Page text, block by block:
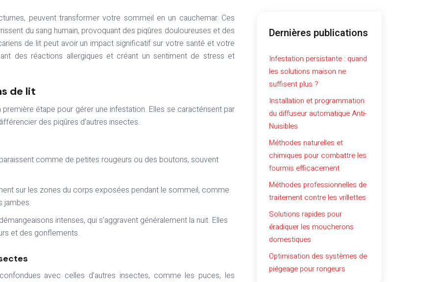
du sang humain, provoquant des piqûres douloureuses et des
de lit peut avoir un impact significatif sur votre santé et votre
des réactions allergiques et créant un sentiment de stress et
de lit
étape pour gérer une infestation. Elles se caractérisent par
des piqûres d’autres insectes.
comme de petites rougeurs ou des boutons, souvent
sur les zones du corps exposées pendant le sommeil, comme
jambes.
intenses, qui s’aggravent généralement la nuit. Elles
et des gonflements.
avec celles d’autres insectes, comme les puces, les
Dernières publications
Infestation persistante : quand
les solutions maison ne
suffisent plus ?
Installation et programmation
du diffuseur automatique Anti-
Nuisibles
Méthodes naturelles et
chimiques pour combattre les
fourmis efficacement
Méthodes professionnelles de
traitement contre les vrillettes
Solutions rapides pour
éradiquer les moucherons
domestiques
Optimisation des systèmes de
piégeage pour rongeurs